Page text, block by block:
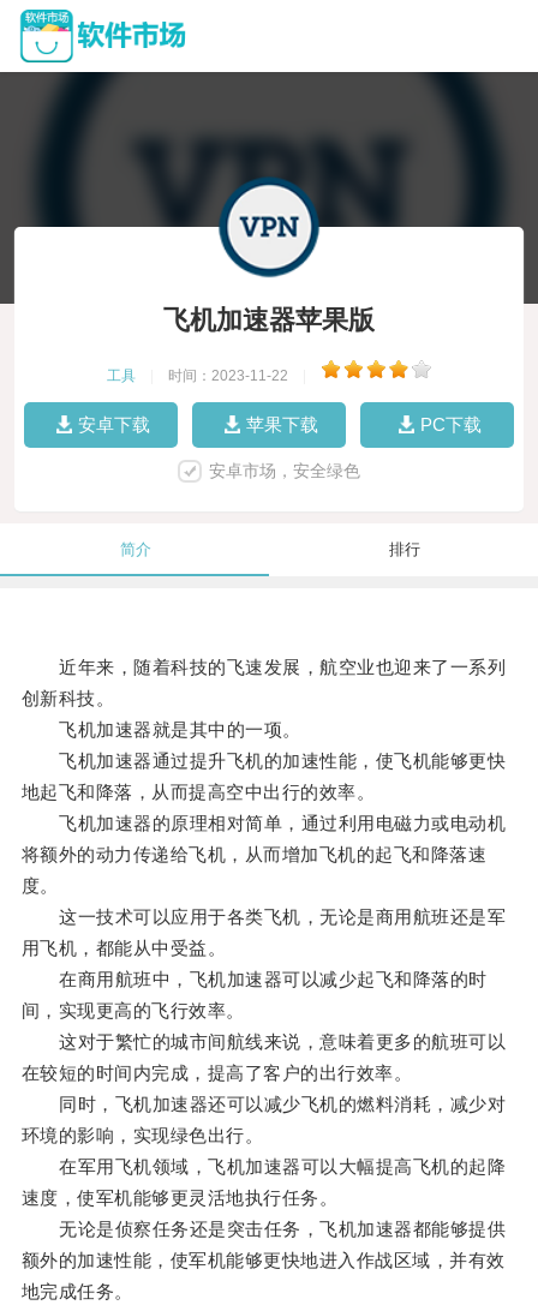
飞机加速器苹果版
工具 时间：2023-11-22
安卓下载 苹果下载 PC下载
安卓市场，安全绿色
简介 排行
近年来，随着科技的飞速发展，航空业也迎来了一系列
创新科技。
飞机加速器就是其中的一项。
飞机加速器通过提升飞机的加速性能，使飞机能够更快
地起飞和降落，从而提高空中出行的效率。
飞机加速器的原理相对简单，通过利用电磁力或电动机
将额外的动力传递给飞机，从而增加飞机的起飞和降落速
度。
这一技术可以应用于各类飞机，无论是商用航班还是军
用飞机，都能从中受益。
在商用航班中，飞机加速器可以减少起飞和降落的时
间，实现更高的飞行效率。
这对于繁忙的城市间航线来说，意味着更多的航班可以
在较短的时间内完成，提高了客户的出行效率。
同时，飞机加速器还可以减少飞机的燃料消耗，减少对
环境的影响，实现绿色出行。
在军用飞机领域，飞机加速器可以大幅提高飞机的起降
速度，使军机能够更灵活地执行任务。
无论是侦察任务还是突击任务，飞机加速器都能够提供
额外的加速性能，使军机能够更快地进入作战区域，并有效
地完成任务。